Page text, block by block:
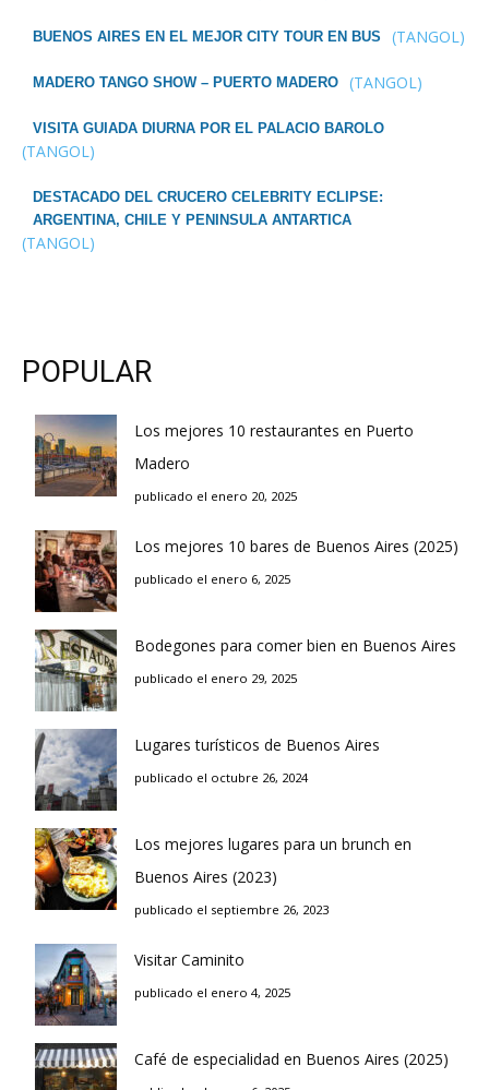
BUENOS AIRES EN EL MEJOR CITY TOUR EN BUS (TANGOL)
MADERO TANGO SHOW – PUERTO MADERO (TANGOL)
VISITA GUIADA DIURNA POR EL PALACIO BAROLO
(TANGOL)
DESTACADO DEL CRUCERO CELEBRITY ECLIPSE:
ARGENTINA, CHILE Y PENINSULA ANTARTICA
(TANGOL)
POPULAR
Los mejores 10 restaurantes en Puerto
Madero
publicado el enero 20, 2025
Los mejores 10 bares de Buenos Aires (2025)
publicado el enero 6, 2025
Bodegones para comer bien en Buenos Aires
publicado el enero 29, 2025
Lugares turísticos de Buenos Aires
publicado el octubre 26, 2024
Los mejores lugares para un brunch en
Buenos Aires (2023)
publicado el septiembre 26, 2023
Visitar Caminito
publicado el enero 4, 2025
Café de especialidad en Buenos Aires (2025)